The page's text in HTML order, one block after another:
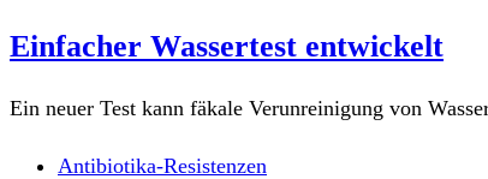
Einfacher Wassertest entwickelt
Ein neuer Test kann fäkale Verunreinigung von
Antibiotika-Resistenzen